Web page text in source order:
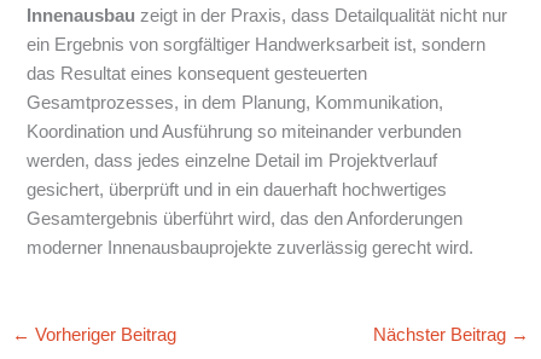
Innenausbau zeigt in der Praxis, dass Detailqualität nicht nur
ein Ergebnis von sorgfältiger Handwerksarbeit ist, sondern
das Resultat eines konsequent gesteuerten
Gesamtprozesses, in dem Planung, Kommunikation,
Koordination und Ausführung so miteinander verbunden
werden, dass jedes einzelne Detail im Projektverlauf
gesichert, überprüft und in ein dauerhaft hochwertiges
Gesamtergebnis überführt wird, das den Anforderungen
moderner Innenausbauprojekte zuverlässig gerecht wird.
← Vorheriger Beitrag Nächster Beitrag →